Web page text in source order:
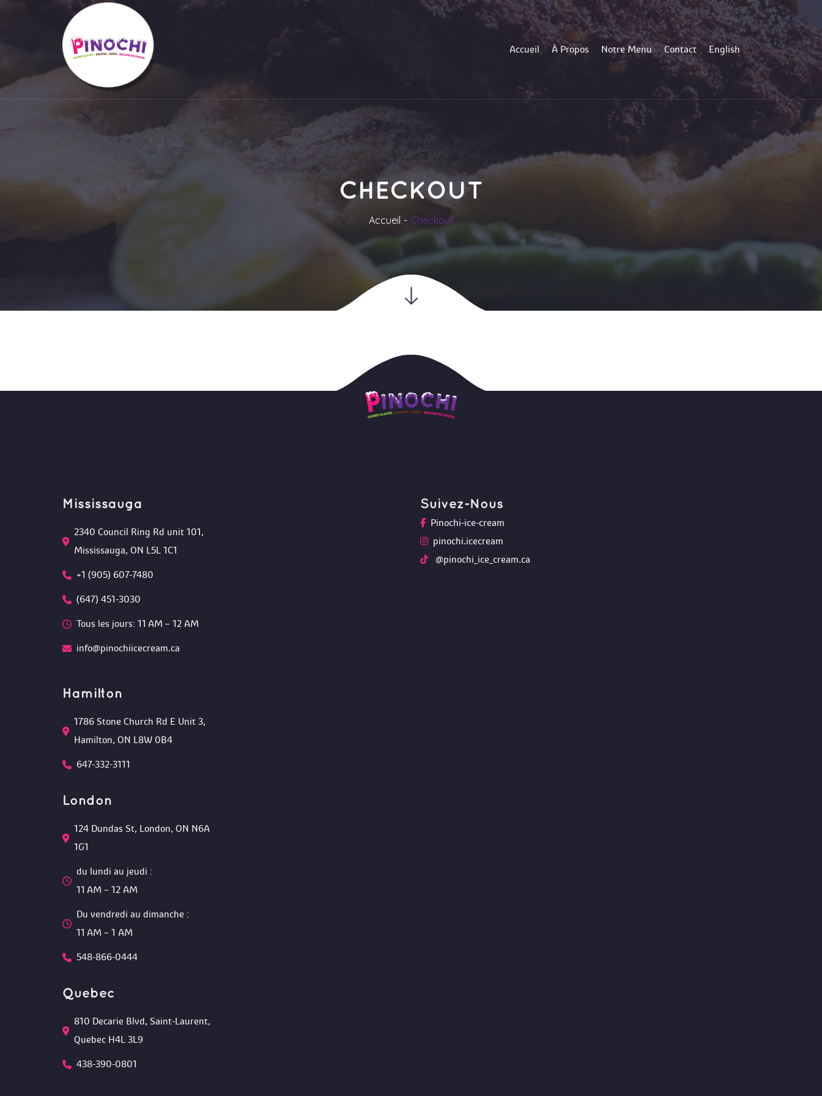
Accueil À Propo Notre Menu Contact English
CHECKOUT
Accueil Checkout
Mississauga
2340 Council Ring Rd unit 101,
Mississauga, ON L5L 1C1
+1 (905) 607-7480
(647) 451-3030
Tous les jours: 11 AM – 12 AM
info@pinochiicecream.ca
Hamilton
1786 Stone Church Rd E Unit 3,
Hamilton, ON L8W 0B4
647-332-3111
London
124 Dundas St, London, ON N6A
1G1
du lundi au jeudi :
11 AM – 12 AM
Du vendredi au dimanche :
11 AM – 1 AM
548-866-0444
Quebec
810 Decarie Blvd, Saint-Laurent,
Quebec H4L 3L9
438-390-0801
Suivez-Nou
Pinochi-ice-cream
pinochi.icecream
@pinochi_ice_cream.ca